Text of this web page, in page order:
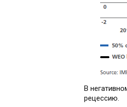
В
рецессию.